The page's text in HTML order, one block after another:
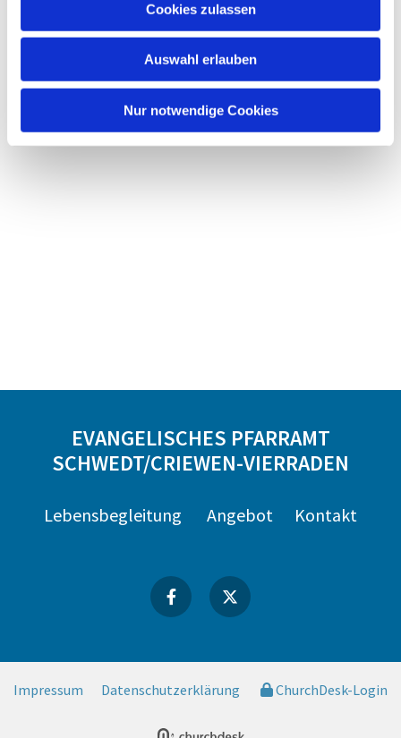
Cookies zulassen
Auswahl erlauben
Nur notwendige Cookies
EVANGELISCHES PFARRAMT
SCHWEDT/CRIEWEN-VIERRADEN
Lebensbegleitung Angebot Kontakt
Impressum Datenschutzerklärung ChurchDesk-Login